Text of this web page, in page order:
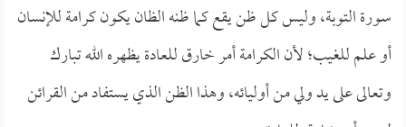
سورة التوبة، وليس كل ظن يقع كما ظنه الظان يكون كرامة للإنسان
أو علم للغيب؛ لأن الكرامة أمر خارق للعادة يظهره الله تبارك
وتعالى على يد ولي من أوليائه، وهذا الظن الذي يستفاد من القرائن